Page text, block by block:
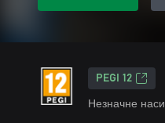
PEGI 12
Незначне